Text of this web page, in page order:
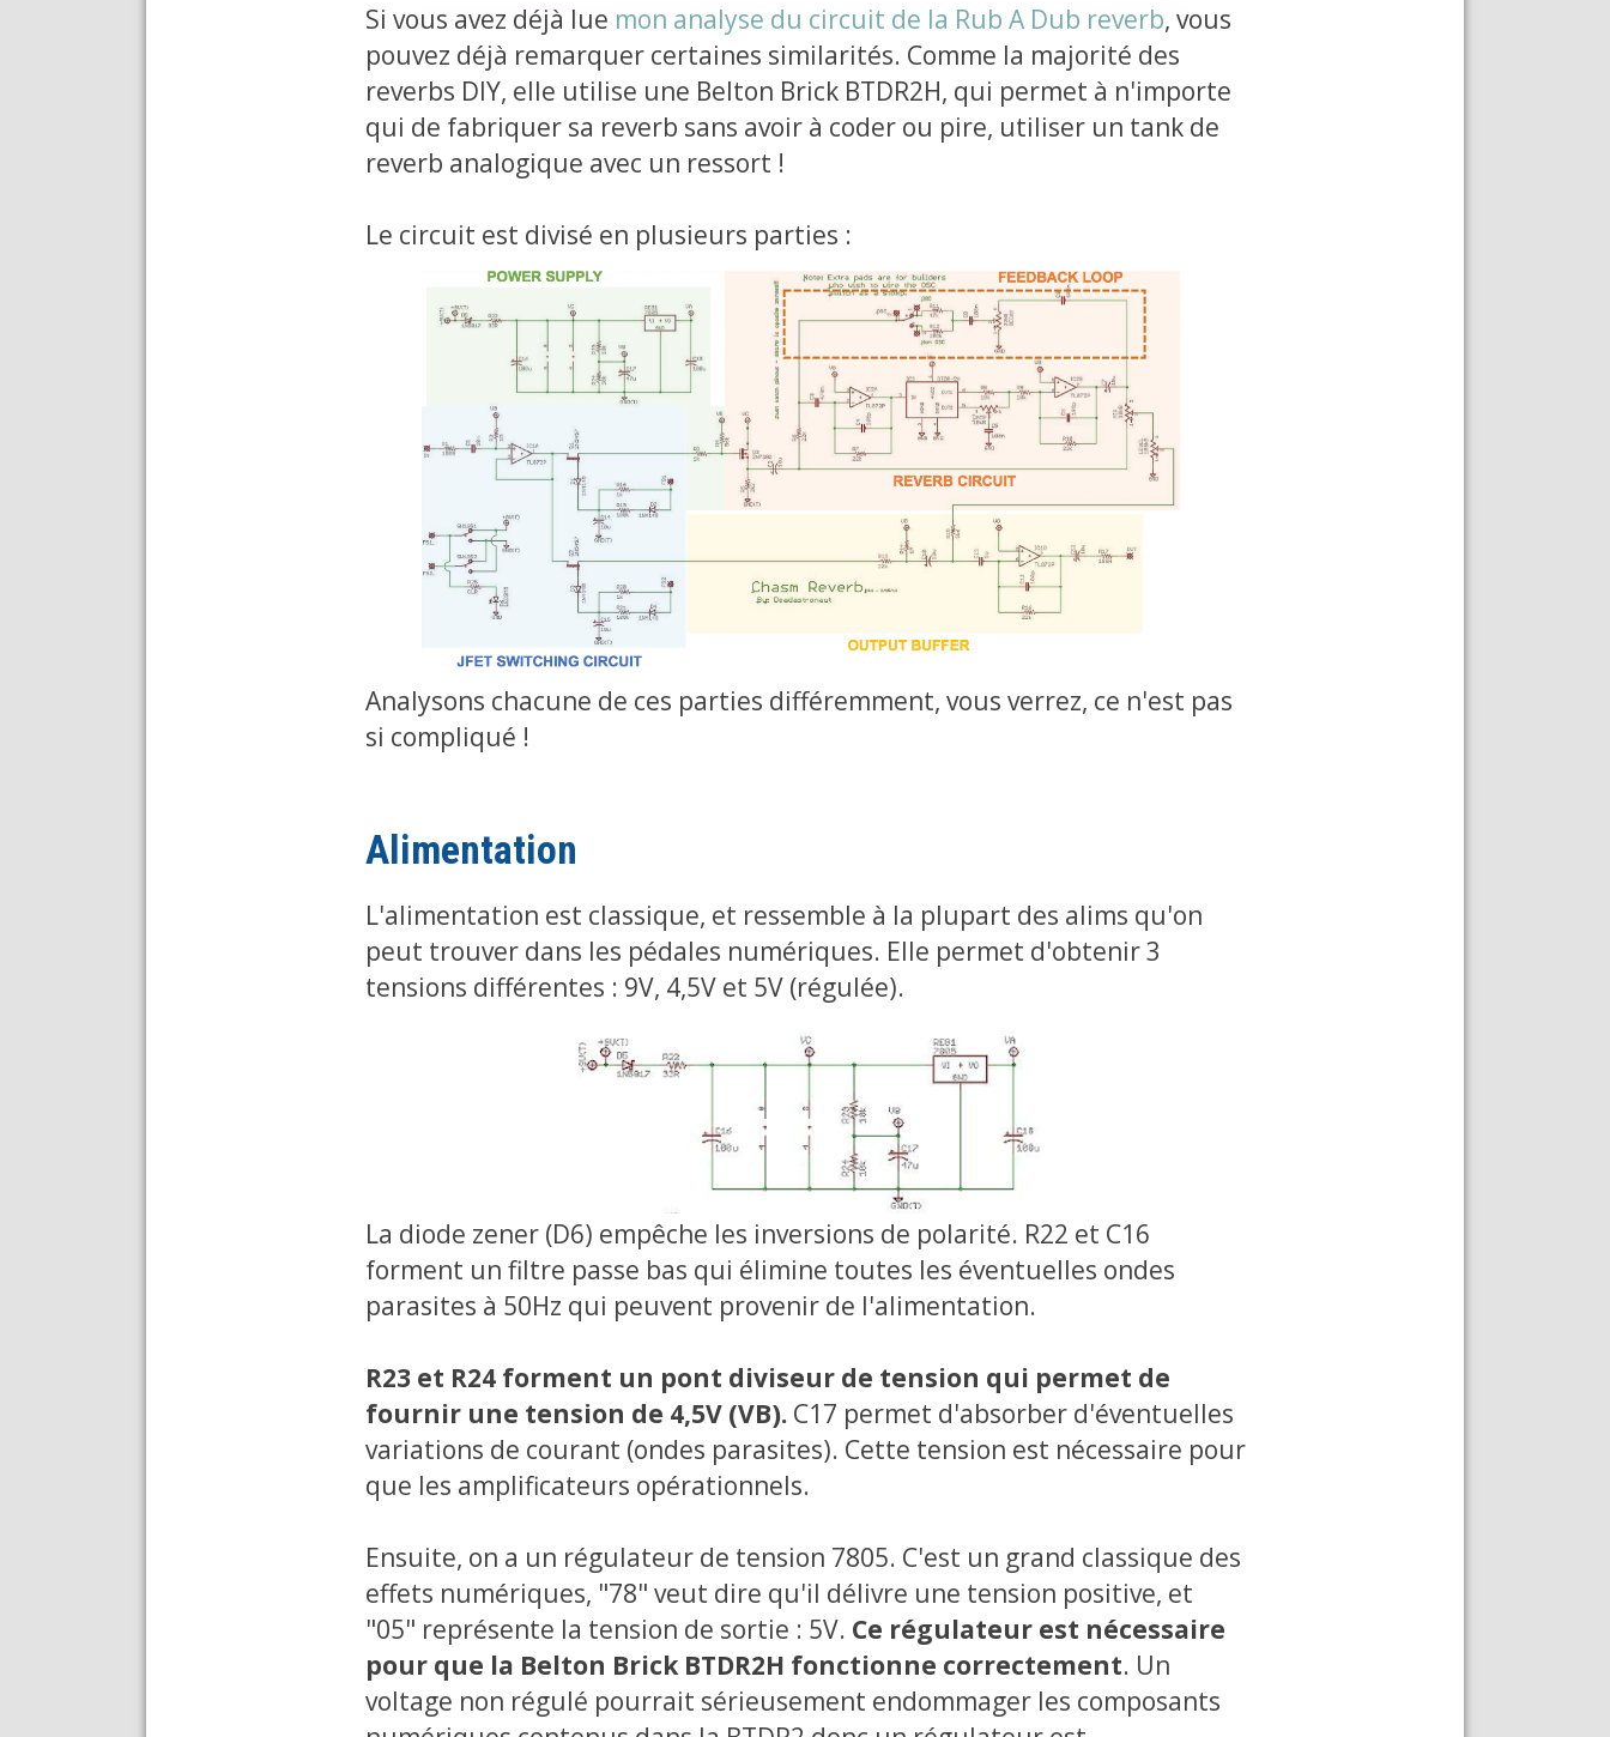
Si vous avez déjà lue mon analyse du circuit de la Rub A Dub reverb, vous
pouvez déjà remarquer certaines similarités. Comme la majorité des
reverbs DIY, elle utilise une Belton Brick BTDR2H, qui permet à n'importe
qui de fabriquer sa reverb sans avoir à coder ou pire, utiliser un tank de
reverb analogique avec un ressort !
Le circuit est divisé en plusieurs parties :
Analysons chacune de ces parties différemment, vous verrez, ce n'est pas
si compliqué !
Alimentation
L'alimentation est classique, et ressemble à la plupart des alims qu'on
peut trouver dans les pédales numériques. Elle permet d'obtenir 3
tensions différentes : 9V, 4,5V et 5V (régulée).
La diode zener (D6) empêche les inversions de polarité. R22 et C16
forment un filtre passe bas qui élimine toutes les éventuelles ondes
parasites à 50Hz qui peuvent provenir de l'alimentation.
R23 et R24 forment un pont diviseur de tension qui permet de
fournir une tension de 4,5V (VB).C17 permet d'absorber d'éventuelles
variations de courant (ondes parasites). Cette tension est nécessaire pour
que les amplificateurs opérationnels.
Ensuite, on a un régulateur de tension 7805. C'est un grand classique des
effets numériques, "78" veut dire qu'il délivre une tension positive, et
"05" représente la tension de sortie : 5V. Ce régulateur est nécessaire
pour que la Belton Brick BTDR2H fonctionne correctement. Un
voltage non régulé pourrait sérieusement endommager les composants